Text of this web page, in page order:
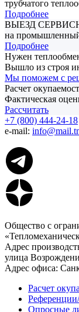
трубчатого
Подробнее
ВЫЕЗД
на
Подробнее
Нужен
Вышло из строя
Мы поможем с
Расчет
Фактическая
Рассчитать
+7 (800) 444-24-18
e-mail:
Общество с
Адрес
улица
Адрес офиса:
Расчет
Опросные